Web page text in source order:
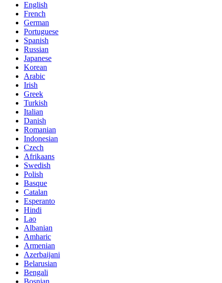
English
French
German
Portuguese
Spanish
Russian
Japanese
Korean
Arabic
Irish
Greek
Turkish
Italian
Danish
Romanian
Indonesian
Czech
Afrikaans
Swedish
Polish
Basque
Catalan
Esperanto
Hindi
Lao
Albanian
Amharic
Armenian
Azerbaijani
Belarusian
Bengali